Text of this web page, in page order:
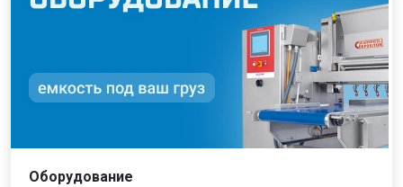
Оборудование